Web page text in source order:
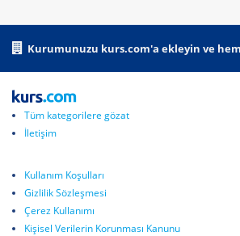
Kurumunuzu kurs.com'a ekleyin ve
Tüm kategorilere gözat
İletişim
Kullanım Koşulları
Gizlilik Sözleşmesi
Çerez Kullanımı
Kişisel Verilerin Korunması Kanunu